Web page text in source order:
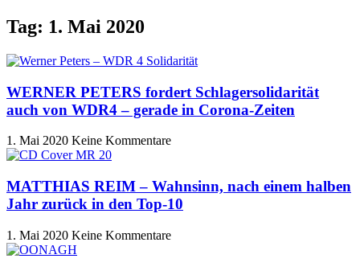
Tag: 1. Mai 2020
WERNER PETERS fordert Schlagersolidarität
auch von WDR4 – gerade in Corona-Zeiten
1. Mai 2020 Keine Kommentare
MATTHIAS REIM – Wahnsinn, nach einem halben
Jahr zurück in den Top-10
1. Mai 2020 Keine Kommentare